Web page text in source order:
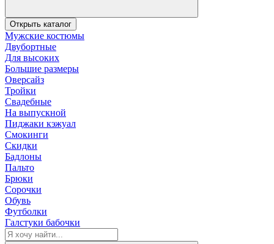
Открыть каталог
Мужские костюмы
Двубортные
Для высоких
Большие размеры
Оверсайз
Тройки
Свадебные
На выпускной
Пиджаки кэжуал
Смокинги
Скидки
Бадлоны
Пальто
Брюки
Сорочки
Обувь
Футболки
Галстуки бабочки